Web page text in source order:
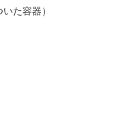
た容器）